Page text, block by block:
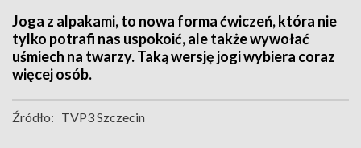
Joga z alpakami, to nowa forma ćwiczeń, która nie
tylko potrafi nas uspokoić, ale także wywołać
uśmiech na twarzy. Taką wersję jogi wybiera coraz
więcej osób.
Źródło: TVP3 Szczecin